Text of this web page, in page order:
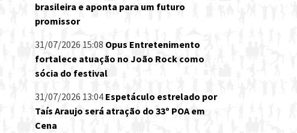
brasileira e aponta para um futuro
promissor
31/07/2026 15:08 Opus Entretenimento
fortalece atuação no João Rock como
sócia do festival
31/07/2026 13:04 Espetáculo estrelado por
Taís Araujo será atração do 33º POA em
Cena